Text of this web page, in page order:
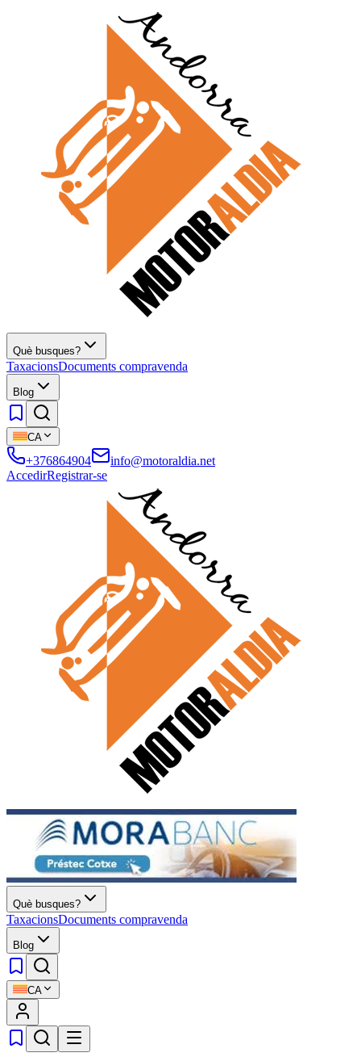
Què busques?
TaxacionsDocuments compravenda
Blog
CA
+376864904
info@motoraldia.net
AccedirRegistrar-se
Què busques?
TaxacionsDocuments compravenda
Blog
CA